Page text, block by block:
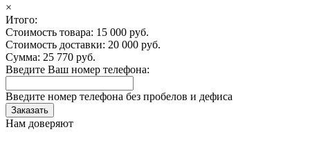
×
Итого:
Стоимость товара: 15 000 руб.
Стоимость доставки: 20 000 руб.
Сумма: 25 770 руб.
Введите Ваш номер телефона:
Введите номер телефона без пробелов и дефиса
Заказать
Нам доверяют